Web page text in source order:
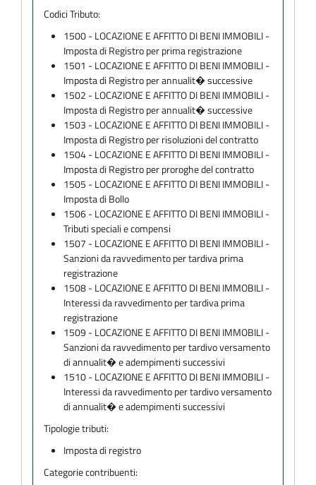
Codici Tributo:
1500 - LOCAZIONE E AFFITTO DI BENI IMMOBILI -
Imposta di Registro per prima registrazione
1501 - LOCAZIONE E AFFITTO DI BENI IMMOBILI -
Imposta di Registro per annualit� successive
1502 - LOCAZIONE E AFFITTO DI BENI IMMOBILI -
Imposta di Registro per annualit� successive
1503 - LOCAZIONE E AFFITTO DI BENI IMMOBILI -
Imposta di Registro per risoluzioni del contratto
1504 - LOCAZIONE E AFFITTO DI BENI IMMOBILI -
Imposta di Registro per proroghe del contratto
1505 - LOCAZIONE E AFFITTO DI BENI IMMOBILI -
Imposta di Bollo
1506 - LOCAZIONE E AFFITTO DI BENI IMMOBILI -
Tributi speciali e compensi
1507 - LOCAZIONE E AFFITTO DI BENI IMMOBILI -
Sanzioni da ravvedimento per tardiva prima
registrazione
1508 - LOCAZIONE E AFFITTO DI BENI IMMOBILI -
Interessi da ravvedimento per tardiva prima
registrazione
1509 - LOCAZIONE E AFFITTO DI BENI IMMOBILI -
Sanzioni da ravvedimento per tardivo versamento
di annualit� e adempimenti successivi
1510 - LOCAZIONE E AFFITTO DI BENI IMMOBILI -
Interessi da ravvedimento per tardivo versamento
di annualit� e adempimenti successivi
Tipologie tributi:
Imposta di registro
Categorie contribuenti: